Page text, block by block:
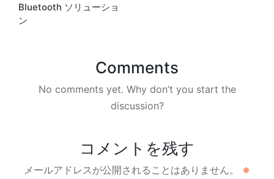
Bluetooth ソリューショ
ン
Comments
No comments yet. Why don’t you start the
discussion?
コメントを残す
メールアドレスが公開されることはありません。
※